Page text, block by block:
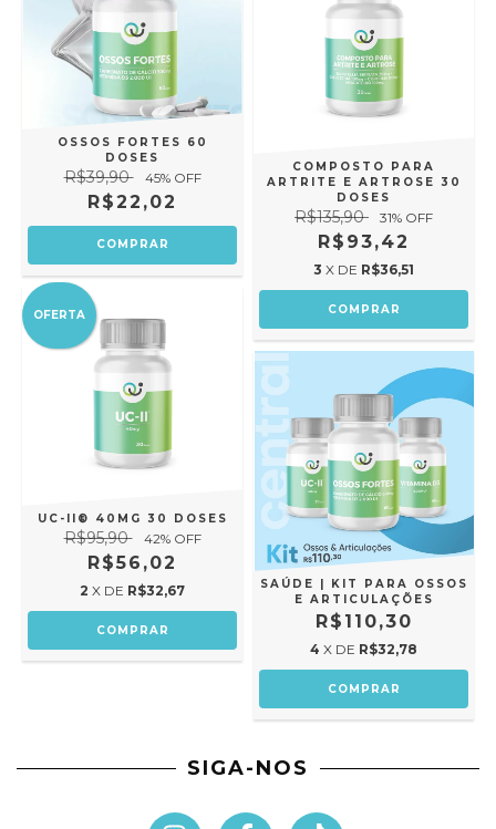
OSSOS FORTES 60
DOSES
R$39,90 45% OFF
R$22,02
COMPOSTO PARA
ARTRITE E ARTROSE 30
DOSES
R$135,90 31% OFF
R$93,42
3 X DE R$36,51
OFERTA
UC-II® 40MG 30 DOSES
R$95,90 42% OFF
R$56,02
2 X DE R$32,67
SAÚDE | KIT PARA OSSOS
E ARTICULAÇÕES
R$110,30
4 X DE R$32,78
SIGA-NOS